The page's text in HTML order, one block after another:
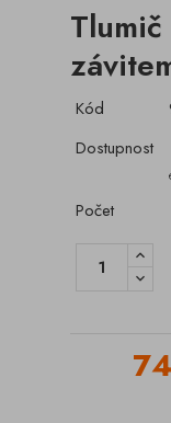
Kód
Dostupnost
Počet